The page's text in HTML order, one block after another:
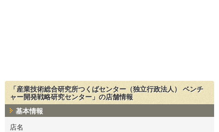
「産業技術総合研究所つくばセンター（独立行政法人） ベンチ
ャー開発戦略研究センター」の店舗情報
基本情報
店名